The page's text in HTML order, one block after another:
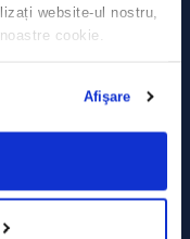
website-ul nostru,
cookie.
Afişare